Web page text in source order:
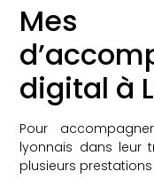
Mes
digital à
Pour
lyonnais dans leur
plusieurs prestations